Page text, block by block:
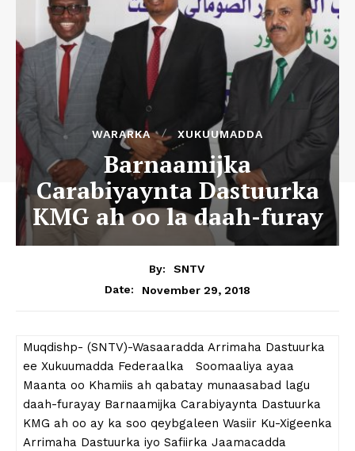
WARARKA XUKUUMADDA
Barnaamijka
Carabiyaynta Dastuurka
KMG ah oo la daah-furay
By:
SNTV
Date:
November 29, 2018
Muqdishp- (SNTV)-Wasaaradda Arrimaha Dastuurka
ee Xukuumadda Federaalka Soomaaliya ayaa
Maanta oo Khamiis ah qabatay munaasabad lagu
daah-furayay Barnaamijka Carabiyaynta Dastuurka
KMG ah oo ay ka soo qeybgaleen Wasiir Ku-Xigeenka
Arrimaha Dastuurka iyo Safiirka Jaamacadda